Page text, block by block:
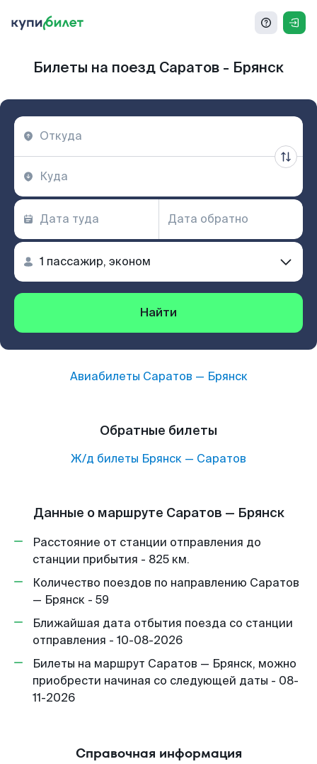
Билеты на поезд Саратов - Брянск
Найти
Авиабилеты Саратов — Брянск
Обратные билеты
Ж/д билеты Брянск — Саратов
Данные о маршруте Саратов — Брянск
Расстояние от станции отправления до
станции прибытия - 825 км.
Количество поездов по направлению Саратов
— Брянск - 59
Ближайшая дата отбытия поезда со станции
отправления - 10-08-2026
Билеты на маршрут Саратов — Брянск, можно
приобрести начиная со следующей даты - 08-
11-2026
Справочная информация